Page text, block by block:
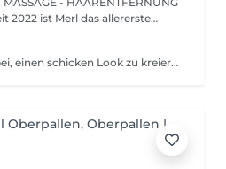
2022 ist Merl das allererste
Nicht nur Mascara hilft dabei, einen schicken Look zu kreieren, sondern auch das Färben Ihrer Wimpern! Wie wird das Wimpern färben durchgeführt? - Wimpern werden gewaschen - Augencreme wird aufgetragen - Klebeband und die Patches werden aufgetragen - färben - Klebeband und die Patches werden entfernt Altersbeschränkungen: empfohlenes Mindestalter ab 14 Jahren. Empfehlungen nach dem Eingriff: die Wimpern 24 Stunden nach dem Eingriff nicht nass machen. Frequenz: einmal in 2-3 Wochen.